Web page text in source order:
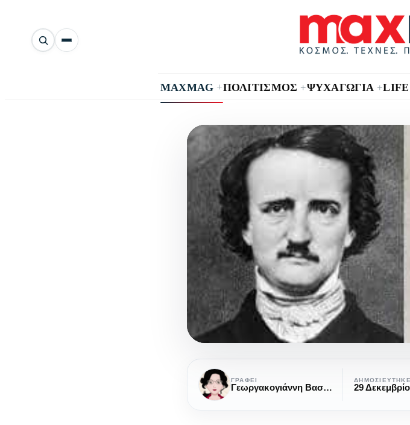
Αναζήτηση
άρθρων
MAXMAG +ΠΟΛΙΤΙΣΜΟΣ +ΨΥΧΑΓΩΓΙΑ +
Έντγκαρ
Άλλαν
Πόε:
ΓΡΆΦΕΙ
Γεωργακογιάννη Βασιλική
ΔΗΜΟΣΙΕΎΤΗΚΕ